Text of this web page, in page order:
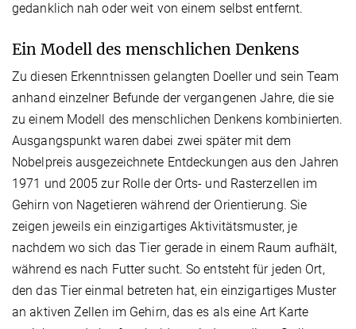
gedanklich nah oder weit von einem selbst entfernt.
Ein Modell des menschlichen Denkens
Zu diesen Erkenntnissen gelangten Doeller und sein Team
anhand einzelner Befunde der vergangenen Jahre, die sie
zu einem Modell des menschlichen Denkens kombinierten.
Ausgangspunkt waren dabei zwei später mit dem
Nobelpreis ausgezeichnete Entdeckungen aus den Jahren
1971 und 2005 zur Rolle der Orts- und Rasterzellen im
Gehirn von Nagetieren während der Orientierung. Sie
zeigen jeweils ein einzigartiges Aktivitätsmuster, je
nachdem wo sich das Tier gerade in einem Raum aufhält,
während es nach Futter sucht. So entsteht für jeden Ort,
den das Tier einmal betreten hat, ein einzigartiges Muster
an aktiven Zellen im Gehirn, das es als eine Art Karte